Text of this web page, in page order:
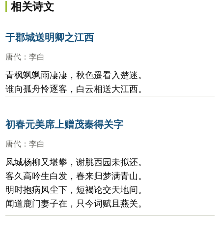
相关诗文
于郡城送明卿之江西
唐代 ： 李白
青枫飒飒雨凄凄，秋色遥看入楚迷。
谁向孤舟怜逐客，白云相送大江西。
初春元美席上赠茂秦得关字
唐代 ： 李白
凤城杨柳又堪攀，谢脁西园未拟还。
客久高吟生白发，春来归梦满青山。
明时抱病风尘下，短褐论交天地间。
闻道鹿门妻子在，只今词赋且燕关。